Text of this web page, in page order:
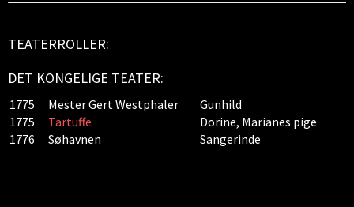
TEATERROLLER:
DET KONGELIGE TEATER:
1775 Mester Gert Westphaler
Gunhild
1775
Tartuffe
Dorine, Marianes pige
1776
Søhavnen Sangerinde